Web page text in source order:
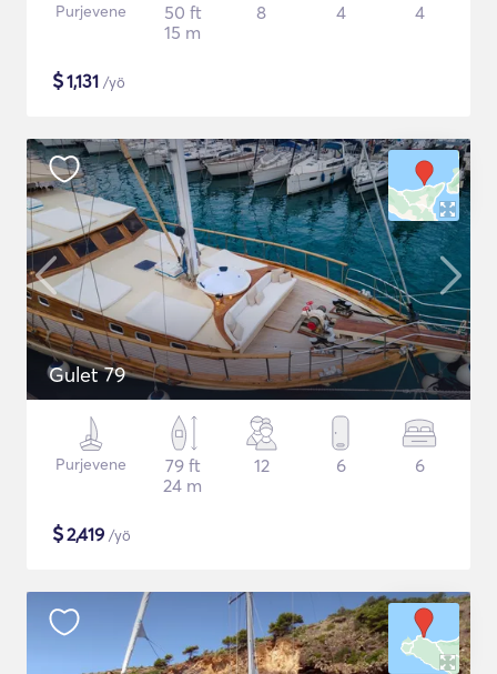
Purjevene
50 ft
15 m
8 4 4
$1,131 /yö
Gulet 79
Purjevene
79 ft
24 m
12 6 6
$2,419 /yö